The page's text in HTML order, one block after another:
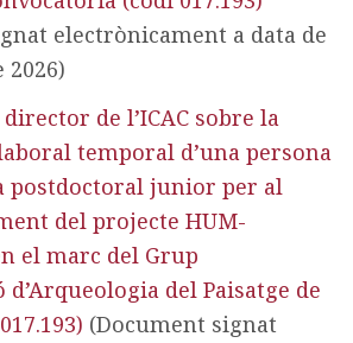
electrònicament a data de
2026)
de l’ICAC sobre la
temporal d’una persona
postdoctoral junior per al
del projecte HUM-
el marc del Grup
d’Arqueologia del Paisatge de
(Document signat